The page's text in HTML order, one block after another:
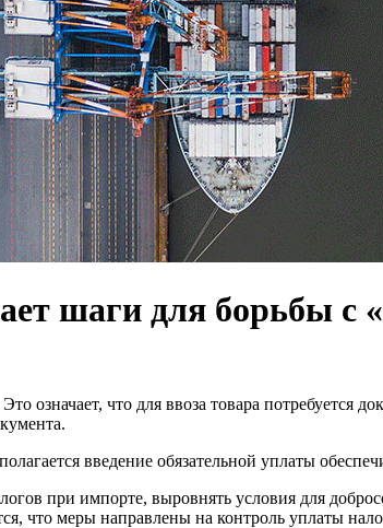
шаги для борьбы с
означает, что для ввоза товара
введение обязательной уплаты
при импорте, выровнять условия для
что меры направлены на контроль уплаты